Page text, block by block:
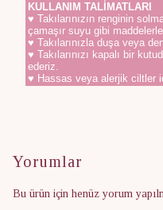
KULLANIM TALİMATLARI
♥ Takılarınızın renginin
çamaşır suyu gibi
♥ Takılarınızla duşa veya
♥ Takılarınızı kapalı bir
ederiz.
♥ Hassas veya alerjik ciltler
Yorumlar
Bu ürün için henüz yorum